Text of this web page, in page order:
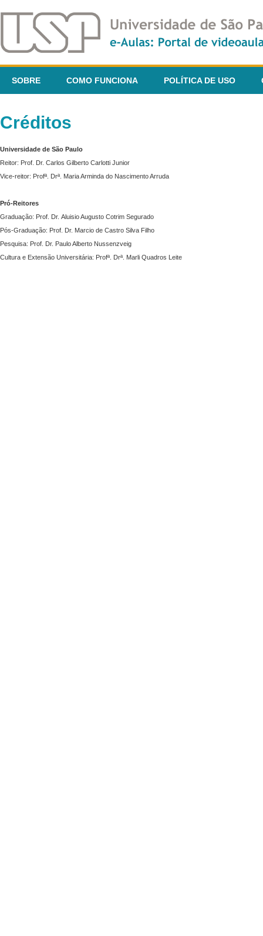
SOBRE COMO FUNCIONA POLÍTICA DE USO
Créditos
Universidade de São Paulo
Reitor: Prof. Dr. Carlos Gilberto Carlotti Junior
Vice-reitor: Profª. Drª. Maria Arminda do Nascimento Arruda
Pró-Reitores
Graduação: Prof. Dr. Aluisio Augusto Cotrim Segurado
Pós-Graduação: Prof. Dr. Marcio de Castro Silva Filho
Pesquisa: Prof. Dr. Paulo Alberto Nussenzveig
Cultura e Extensão Universitária: Profª. Drª. Marli Quadros Leite